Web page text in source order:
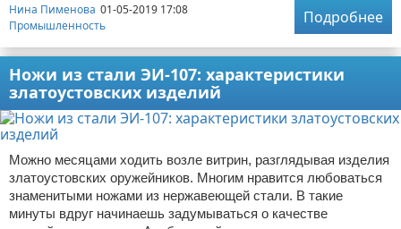
Нина Пименова 01-05-2019 17:08
Промышленность
Подробнее
Ножи из стали ЭИ-107: характеристики
златоустовских изделий
Можно месяцами ходить возле витрин, разглядывая изделия
златоустовских оружейников. Многим нравится любоваться
знаменитыми ножами из нержавеющей стали. В такие
минуты вдруг начинаешь задумываться о качестве